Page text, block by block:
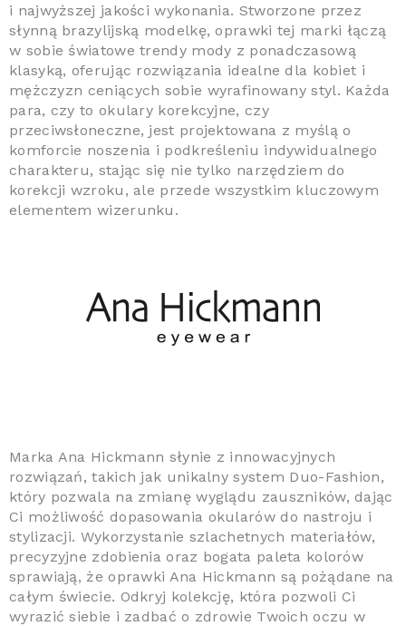
i najwyższej jakości wykonania. Stworzone przez
słynną brazylijską modelkę, oprawki tej marki łączą
w sobie światowe trendy mody z ponadczasową
klasyką, oferując rozwiązania idealne dla kobiet i
mężczyzn ceniących sobie wyrafinowany styl. Każda
para, czy to okulary korekcyjne, czy
przeciwsłoneczne, jest projektowana z myślą o
komforcie noszenia i podkreśleniu indywidualnego
charakteru, stając się nie tylko narzędziem do
korekcji wzroku, ale przede wszystkim kluczowym
elementem wizerunku.
Marka Ana Hickmann słynie z innowacyjnych
rozwiązań, takich jak unikalny system Duo-Fashion,
który pozwala na zmianę wyglądu zauszników, dając
Ci możliwość dopasowania okularów do nastroju i
stylizacji. Wykorzystanie szlachetnych materiałów,
precyzyjne zdobienia oraz bogata paleta kolorów
sprawiają, że oprawki Ana Hickmann są pożądane na
całym świecie. Odkryj kolekcję, która pozwoli Ci
wyrazić siebie i zadbać o zdrowie Twoich oczu w